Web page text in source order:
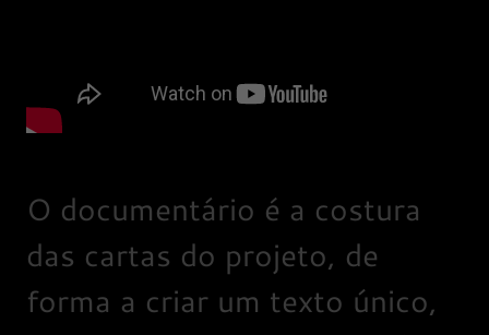
O documentário é a costura
das cartas do projeto, de
forma a criar um texto único,